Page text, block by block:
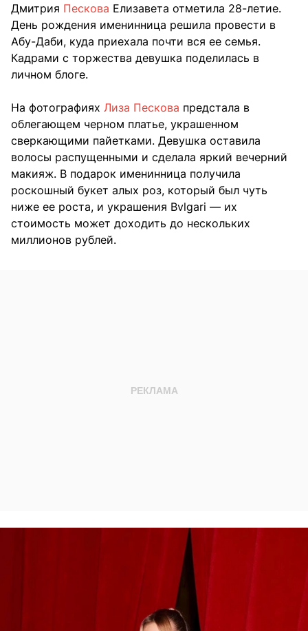
Дмитрия Пескова Елизавета отметила 28-летие.
День рождения именинница решила провести в
Абу-Даби, куда приехала почти вся ее семья.
Кадрами с торжества девушка поделилась в
личном блоге.
На фотографиях Лиза Пескова предстала в
облегающем черном платье, украшенном
сверкающими пайетками. Девушка оставила
волосы распущенными и сделала яркий вечерний
макияж. В подарок именинница получила
роскошный букет алых роз, который был чуть
ниже ее роста, и украшения Bvlgari — их
стоимость может доходить до нескольких
миллионов рублей.